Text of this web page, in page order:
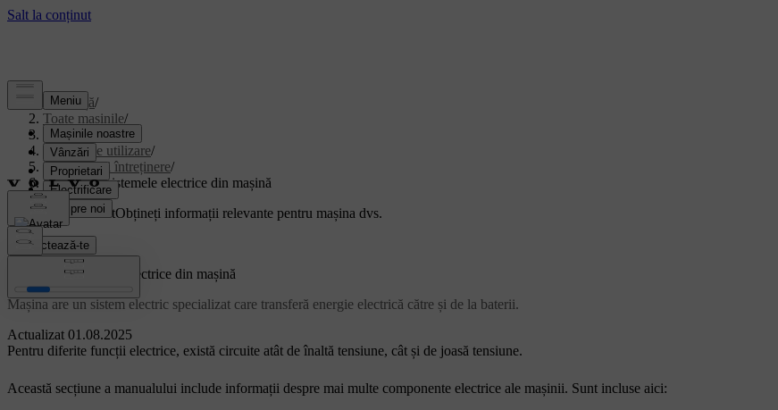
Asistență/
Toate mașinile/
EX40 2027/
Manual de utilizare/
Îngrijire și întreținere/
Bateriile și sistemele electrice din mașină
Suport personalizatObțineți informații relevante pentru mașina dvs.
Conectează-te
Actualizat 01.08.2025
Bateriile și sistemele electrice din mașină
Mașina are un sistem electric specializat care transferă energie electrică către și de la baterii.
Pentru diferite funcții electrice, există circuite atât de înaltă tensiune, cât și de joasă tensiune.
Această secțiune a manualului include informații despre mai multe componente electrice ale mașinii. Sunt incluse aici: